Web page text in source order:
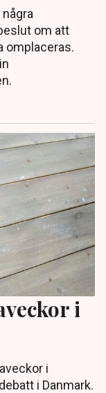
om att
omplaceras.
i
i
i Danmark.